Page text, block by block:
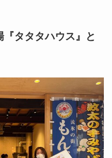
タタタハウス』と